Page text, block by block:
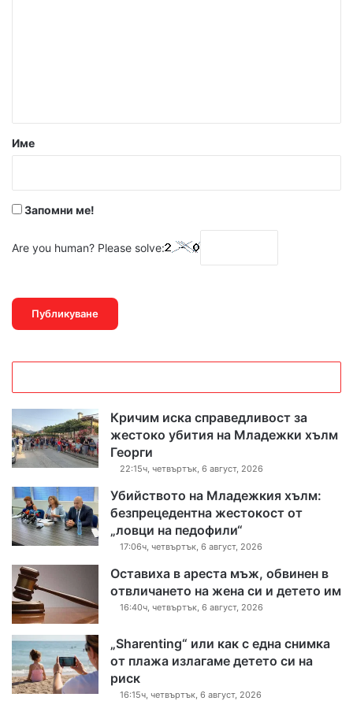
р
Име
Запомни ме!
Are you human? Please solve:
Кричим иска справедливост за
жестоко убития на Младежки хълм
Георги
22:15ч, четвъртък, 6 август, 2026
Убийството на Младежкия хълм:
безпрецедентна жестокост от
„ловци на педофили“
17:06ч, четвъртък, 6 август, 2026
Оставиха в ареста мъж, обвинен в
отвличането на жена си и детето им
16:40ч, четвъртък, 6 август, 2026
„Sharenting“ или как с една снимка
от плажа излагаме детето си на
риск
16:15ч, четвъртък, 6 август, 2026